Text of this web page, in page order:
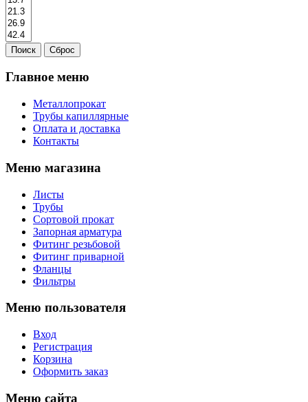
Главное меню
Металлопрокат
Трубы капиллярные
Оплата и доставка
Контакты
Меню магазина
Листы
Трубы
Сортовой прокат
Запорная арматура
Фитинг резьбовой
Фитинг приварной
Фланцы
Фильтры
Меню пользователя
Вход
Регистрация
Корзина
Оформить заказ
Меню сайта